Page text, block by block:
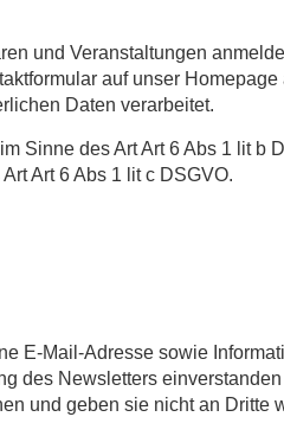
und Veranstaltungen
auf unser
Daten verarbeitet.
Sinne des Art Art 6 Abs 1 lit b
Art 6 Abs 1 lit c DSGVO.
E-Mail-Adresse sowie
des Newsletters
und geben sie nicht an Dritte